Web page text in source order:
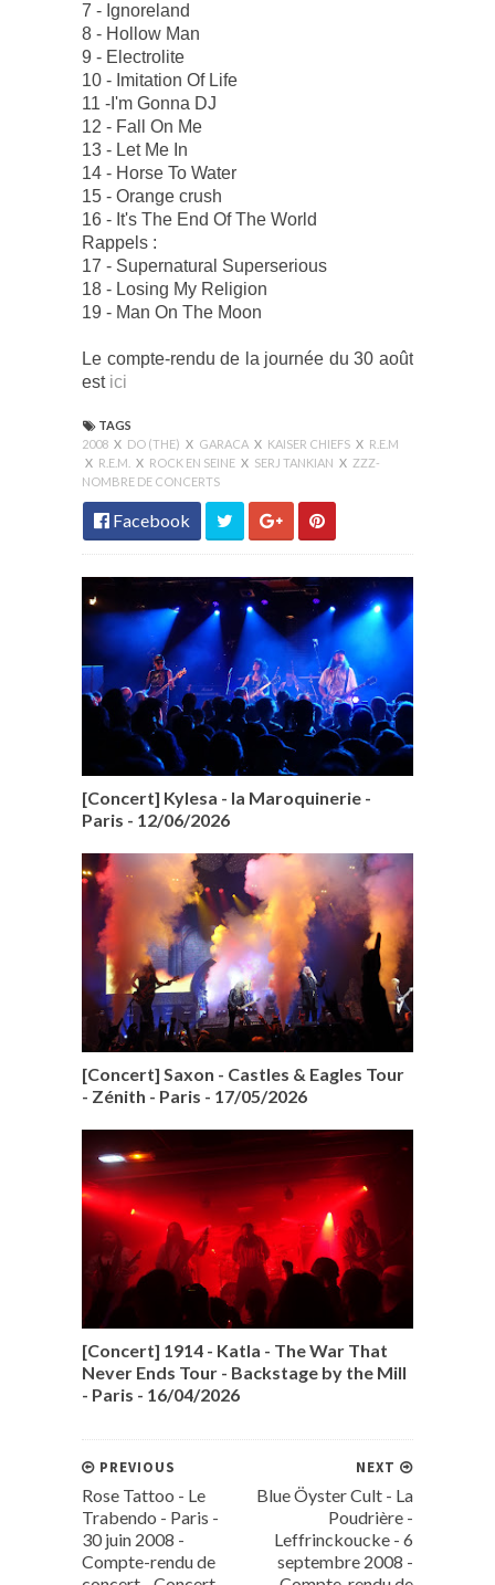
7 - Ignoreland
8 - Hollow Man
9 - Electrolite
10 - Imitation Of Life
11 -I'm Gonna DJ
12 - Fall On Me
13 - Let Me In
14 - Horse To Water
15 - Orange crush
16 - It's The End Of The World
Rappels :
17 - Supernatural Superserious
18 - Losing My Religion
19 - Man On The Moon
Le compte-rendu de la journée du 30 août
est ici
TAGS
2008 X DO (THE) X GARACA X KAISER CHIEFS X R.E.M
X R.E.M. X ROCK EN SEINE X SERJ TANKIAN X ZZZ-
NOMBRE DE CONCERTS
Facebook
[Concert] Kylesa - la Maroquinerie -
Paris - 12/06/2026
[Concert] Saxon - Castles & Eagles Tour
- Zénith - Paris - 17/05/2026
[Concert] 1914 - Katla - The War That
Never Ends Tour - Backstage by the Mill
- Paris - 16/04/2026
NEXT
Blue Öyster Cult - La
Poudrière -
Leffrinckoucke - 6
septembre 2008 -
PREVIOUS
Rose Tattoo - Le
Trabendo - Paris -
30 juin 2008 -
Compte-rendu de